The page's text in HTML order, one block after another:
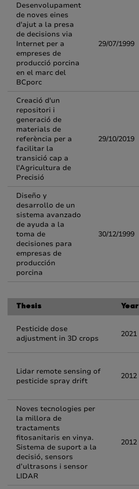
Desenvolupament
de noves eines
d'ajut a la presa
de decisions via
Internet per a
empreses de
producció porcina
en el marc del
BCporc
29/07/1999
Creació d'un
repositori i
generació de
materials de
referència per a
facilitar la
transició cap a
l'Agricultura de
Precisió
29/10/2019
Diseño y
desarrollo de un
sistema avanzado
de ayuda a la
toma de
decisiones para
empresas de
producción
porcina
30/12/1999
Thesis Year
Pesticide dose
adjustment in 3D crops
2021
Lidar remote sensing of
pesticide spray drift
2012
Noves tecnologies per
la millora de
tractaments
fitosanitaris en vinya.
Sistema de suport a la
decisió, sensors
d’ultrasons i sensor
LIDAR
2012